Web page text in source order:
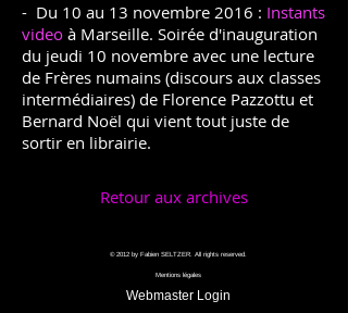
- Du 10 au 13 novembre 2016 : Instants
video à Marseille. Soirée d'inauguration
du jeudi 10 novembre avec une lecture
de Frères numains (discours aux classes
intermédiaires) de Florence Pazzottu et
Bernard Noël qui vient tout juste de
sortir en librairie.
Retour aux archives
© 2012 by Fabien SELTZER. All rights reserved.
Mentions légales
Webmaster Login